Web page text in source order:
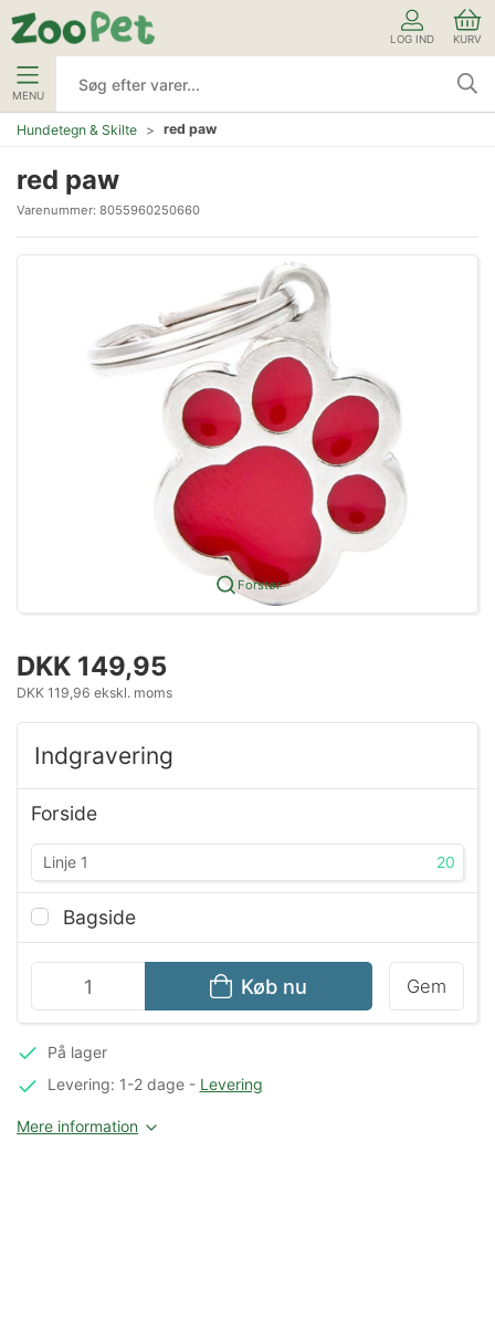
LOG IND KURV
MENU
Hundetegn & Skilte red paw
red paw
Varenummer: 8055960250660
Forstør
DKK 149,95
DKK 119,96 ekskl. moms
Indgravering
Køb nu Gem
Forside
20
Bagside
På lager
Levering: 1-2 dage- Levering
Mere information